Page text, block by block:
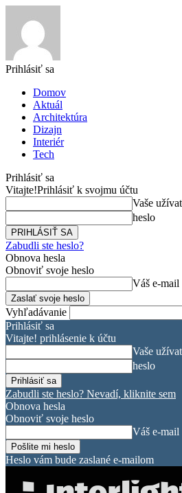
Prihlásiť sa
Domov
Aktuál
Architektúra
Dizajn
Interiér
Tech
Prihlásiť sa
Vitajte!Prihlásiť k svojmu účtu
Vaše
heslo
Zabudli ste heslo?
Obnova hesla
Obnoviť svoje heslo
Váš e-mail
Vyhľadávanie
Prihlásiť sa
Vitajte! prihlásenie k účtu
Vaše
heslo
Zabudli ste heslo? Nevadí, kliknite sem
Obnova hesla
Obnoviť svoje heslo
Váš e-mail
Heslo vám bude zaslané e-mailom